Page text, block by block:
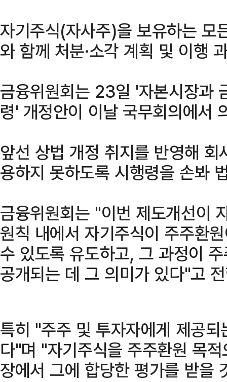
자기주식(자사주)을 보유하는 모
와 함께 처분·소각 계획 및 이행
금융위원회는 23일 '자본시장과
령' 개정안이 이날 국무회의에서
앞선 상법 개정 취지를 반영해
용하지 못하도록 시행령을 손봐
금융위원회는 "이번 제도개선이
원칙 내에서 자기주식이 주주환
수 있도록 유도하고, 그 과정이
공개되는 데 그 의미가 있다"고
특히 "주주 및 투자자에게 제공
다"며 "자기주식을 주주환원 목
장에서 그에 합당한 평가를 받을